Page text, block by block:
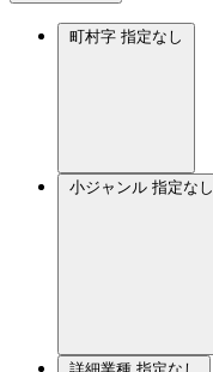
町村字 指定なし
小ジャンル 指定なし